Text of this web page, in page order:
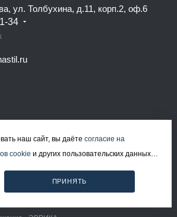
ул. Толбухина, д.11, корп.2, оф.6
34
ПОЛИТИКА КОНФИДЕНЦИАЛЬНОСТИ
наш сайт, вы даёте согласие на
cookie
о местоположении, устройстве,
аналитики (например, Яндекс.Метрика), в
ПРИНЯТЬ